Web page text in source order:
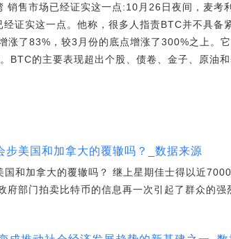
销售市场已经证实这一点:10月26日夜间，麦
证实这一点。他称，很多人指责BTC并不具备
涨了83%，较3月份的底点增涨了300%之上。
BTC的主要表现超出个股、债卷、金子、原油
步美国和加拿大的覆辙吗？_数据来源
国和加拿大的覆辙吗？ 继上星期佳士得以近
部门拍卖比特币的信息再一次引起了群众的强